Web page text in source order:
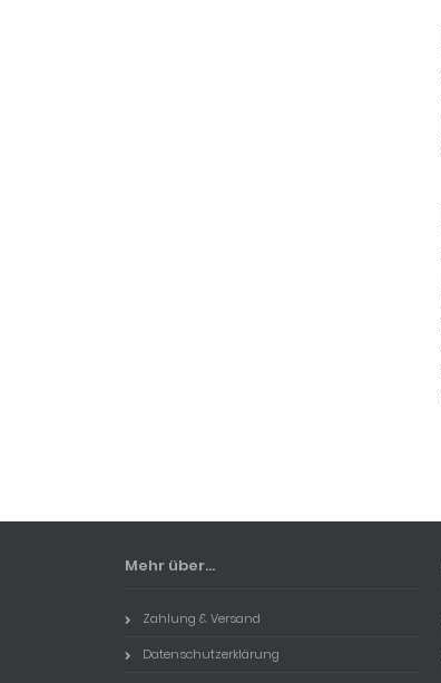
Mehr über...
Zahlung & Versand
Datenschutzerklärung